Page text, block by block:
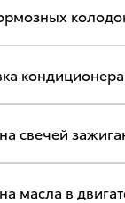
свечей
масла в